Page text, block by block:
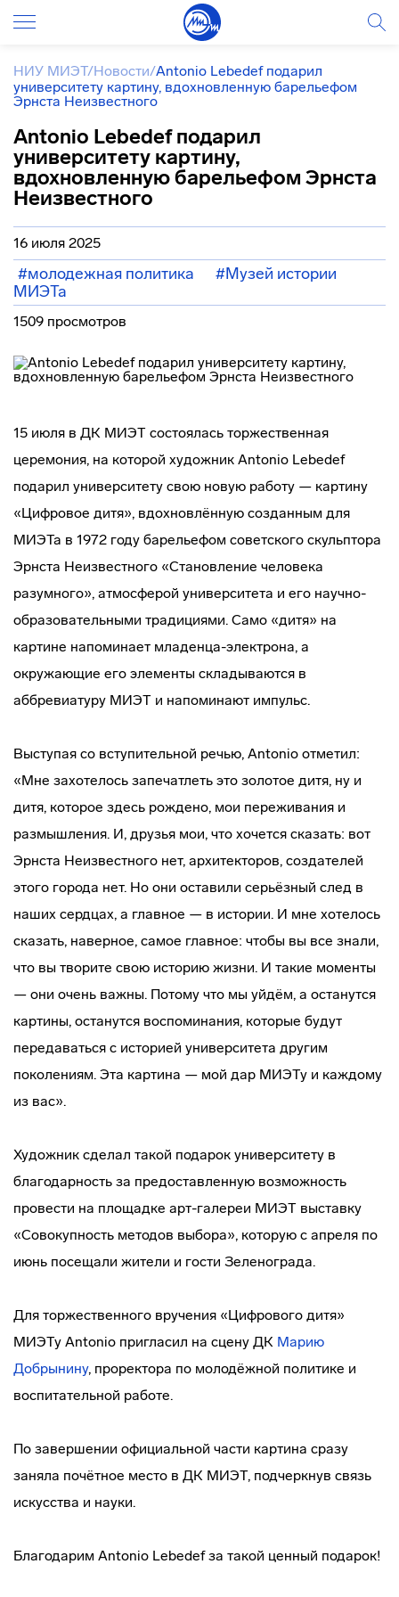
НИУ МИЭТ/Новости/Antonio Lebedef подарил
университету картину, вдохновленную барельефом
Эрнста Неизвестного
Antonio Lebedef подарил
университету картину,
вдохновленную барельефом Эрнста
Неизвестного
16 июля 2025
#молодежная политика
#Музей истории
МИЭТа
1509 просмотров
15 июля в ДК МИЭТ состоялась торжественная
церемония, на которой художник Antonio Lebedef
подарил университету свою новую работу — картину
«Цифровое дитя», вдохновлённую созданным для
МИЭТа в 1972 году барельефом советского скульптора
Эрнста Неизвестного «Становление человека
разумного», атмосферой университета и его научно-
образовательными традициями. Само «дитя» на
картине напоминает младенца-электрона, а
окружающие его элементы складываются в
аббревиатуру МИЭТ и напоминают импульс.
Выступая со вступительной речью, Antonio отметил:
«Мне захотелось запечатлеть это золотое дитя, ну и
дитя, которое здесь рождено, мои переживания и
размышления. И, друзья мои, что хочется сказать: вот
Эрнста Неизвестного нет, архитекторов, создателей
этого города нет. Но они оставили серьёзный след в
наших сердцах, а главное — в истории. И мне хотелось
сказать, наверное, самое главное: чтобы вы все знали,
что вы творите свою историю жизни. И такие моменты
— они очень важны. Потому что мы уйдём, а останутся
картины, останутся воспоминания, которые будут
передаваться с историей университета другим
поколениям. Эта картина — мой дар МИЭТу и каждому
из вас».
Художник сделал такой подарок университету в
благодарность за предоставленную возможность
провести на площадке арт-галереи МИЭТ выставку
«Совокупность методов выбора», которую с апреля по
июнь посещали жители и гости Зеленограда.
Для торжественного вручения «Цифрового дитя»
МИЭТу Antonio пригласил на сцену ДК Марию
Добрынину, проректора по молодёжной политике и
воспитательной работе.
По завершении официальной части картина сразу
заняла почётное место в ДК МИЭТ, подчеркнув связь
искусства и науки.
Благодарим Antonio Lebedef за такой ценный подарок!